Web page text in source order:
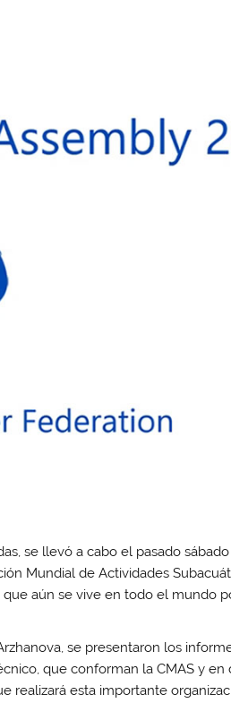
se llevó a cabo el pasado
Mundial de Actividades
aún se vive en todo el mundo
se presentaron los
que conforman la CMAS y en
realizará esta importante